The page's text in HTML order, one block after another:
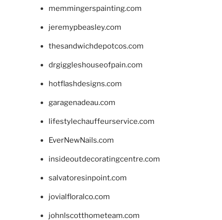
memmingerspainting.com
jeremypbeasley.com
thesandwichdepotcos.com
drgiggleshouseofpain.com
hotflashdesigns.com
garagenadeau.com
lifestylechauffeurservice.com
EverNewNails.com
insideoutdecoratingcentre.com
salvatoresinpoint.com
jovialfloralco.com
johnlscotthometeam.com